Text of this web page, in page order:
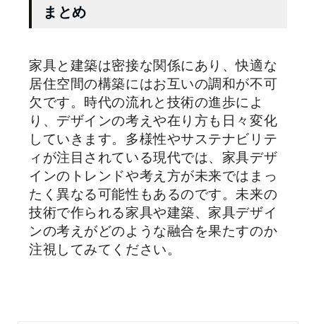
まとめ
家具と建築は密接な関係にあり、快適な
居住空間の構築にはお互いの調和が不可
欠です。時代の流れと技術の進歩によ
り、デザインの考えや在り方も日々変化
していきます。多様性やサステナビリテ
ィが注目されている現代では、家具デザ
インのトレンドや考え方が未来ではまっ
たく異なる可能性もあるのです。未来の
技術で作られる家具や建築、家具デザイ
ンの考えがどのような融合を果たすのか
注視してみてください。